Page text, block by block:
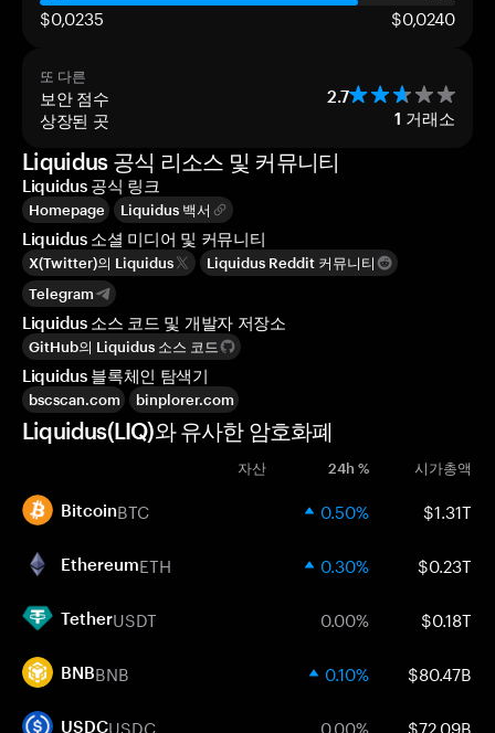
$0,0235 $0,0240
또 다른
보안 점수 2.7
상장된 곳 1 거래소
Liquidus 공식 리소스 및 커뮤니티
Liquidus 공식 링크
Homepage Liquidus 백서
Liquidus 소셜 미디어 및 커뮤니티
X(Twitter)의 Liquidus
Liquidus Reddit 커뮤니티
Telegram
Liquidus 소스 코드 및 개발자 저장소
GitHub의 Liquidus 소스 코드
Liquidus 블록체인 탐색기
bscscan.com binplorer.com
Liquidus(LIQ)와 유사한 암호화폐
자산 24h % 시가총액
BitcoinBTC 0.50% $1.31T
EthereumETH 0.30% $0.23T
TetherUSDT 0.00% $0.18T
BNBBNB 0.10% $80.47B
USDCUSDC 0.00% $72.09B